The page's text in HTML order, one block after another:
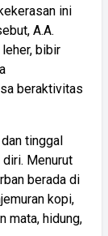
ini
A.A.
bibir
beraktivitas
tinggal
diri. Menurut
berada di
kopi,
mata, hidung,